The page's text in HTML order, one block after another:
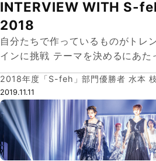
INTERVIEW WITH S-
2018
自分たちで作っているものがトレ
インに挑戦 テーマを決めるにあた
ヘアーらしさを出していくのかと
スカッションします。そして、み
2018年度「S-feh」部門優勝者 水本
2019.11.11